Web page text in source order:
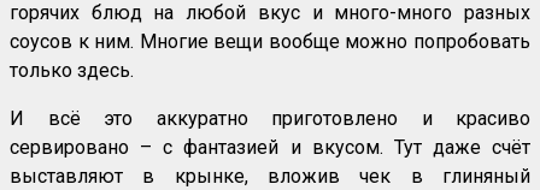
горячих блюд на любой вкус и много-много разных
соусов к ним. Многие вещи вообще можно попробовать
только здесь.
И всё это аккуратно приготовлено и красиво
сервировано – с фантазией и вкусом. Тут даже счёт
выставляют в крынке, вложив чек в глиняный